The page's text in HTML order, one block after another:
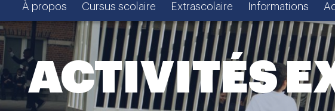
À propos Cursus scolaire Extrascolaire Informations
ACTIVITÉS